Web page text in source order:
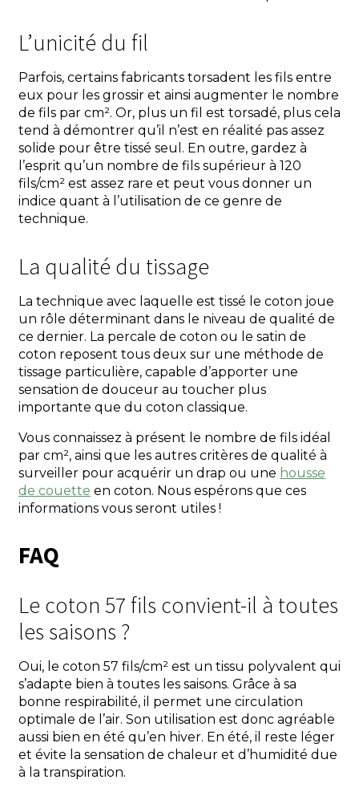
L’unicité du fil
Parfois, certains fabricants torsadent les fils entre
eux pour les grossir et ainsi augmenter le nombre
de fils par cm². Or, plus un fil est torsadé, plus cela
tend à démontrer qu’il n’est en réalité pas assez
solide pour être tissé seul. En outre, gardez à
l’esprit qu’un nombre de fils supérieur à 120
fils/cm² est assez rare et peut vous donner un
indice quant à l’utilisation de ce genre de
technique.
La qualité du tissage
La technique avec laquelle est tissé le coton joue
un rôle déterminant dans le niveau de qualité de
ce dernier. La percale de coton ou le satin de
coton reposent tous deux sur une méthode de
tissage particulière, capable d’apporter une
sensation de douceur au toucher plus
importante que du coton classique.
Vous connaissez à présent le nombre de fils idéal
par cm², ainsi que les autres critères de qualité à
surveiller pour acquérir un drap ou une housse
de couette en coton. Nous espérons que ces
informations vous seront utiles !
FAQ
Le coton 57 fils convient-il à toutes
les saisons ?
Oui, le coton 57 fils/cm² est un tissu polyvalent qui
s’adapte bien à toutes les saisons. Grâce à sa
bonne respirabilité, il permet une circulation
optimale de l’air. Son utilisation est donc agréable
aussi bien en été qu’en hiver. En été, il reste léger
et évite la sensation de chaleur et d’humidité due
à la transpiration.